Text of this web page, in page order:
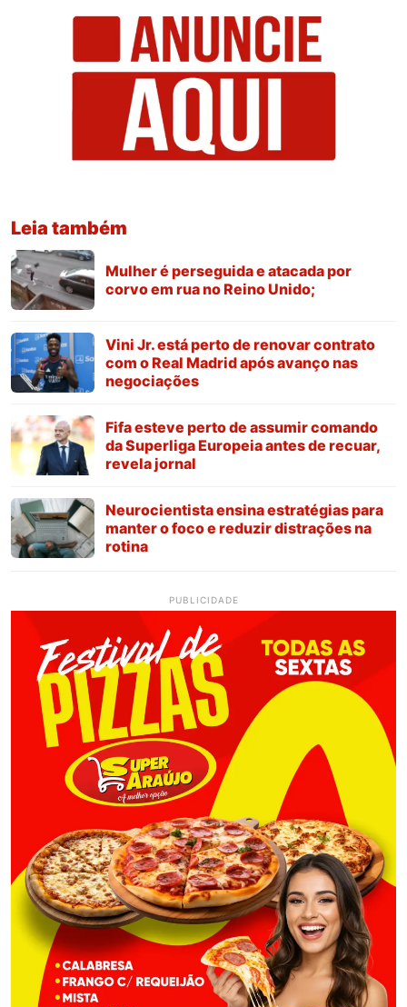
Leia também
Mulher é perseguida e atacada por
corvo em rua no Reino Unido;
Vini Jr. está perto de renovar contrato
com o Real Madrid após avanço nas
negociações
Fifa esteve perto de assumir comando
da Superliga Europeia antes de recuar,
revela jornal
Neurocientista ensina estratégias para
manter o foco e reduzir distrações na
rotina
PUBLICIDADE